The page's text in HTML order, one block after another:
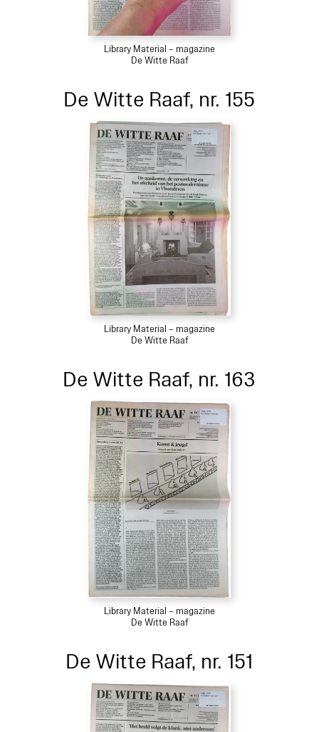
Library Material – magazine
De Witte Raaf
De Witte Raaf, nr. 155
Library Material – magazine
De Witte Raaf
De Witte Raaf, nr. 163
Library Material – magazine
De Witte Raaf
De Witte Raaf, nr. 151